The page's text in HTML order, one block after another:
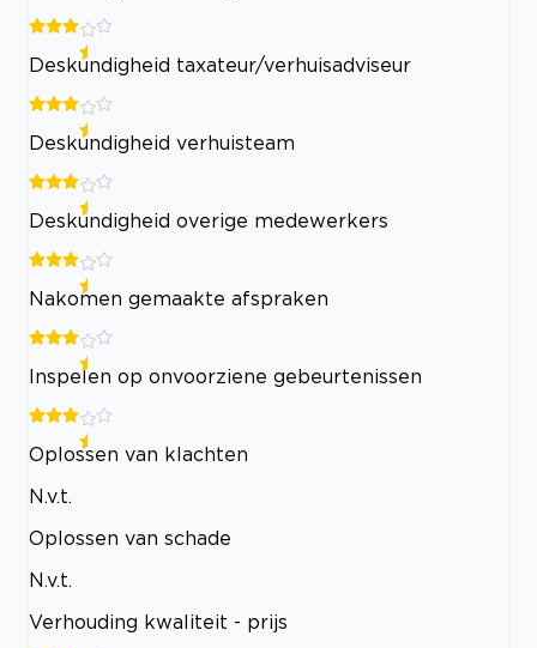
Deskundigheid taxateur/verhuisadviseur
Deskundigheid verhuisteam
Deskundigheid overige medewerkers
Nakomen gemaakte afspraken
Inspelen op onvoorziene gebeurtenissen
Oplossen van klachten
N.v.t.
Oplossen van schade
N.v.t.
Verhouding kwaliteit - prijs